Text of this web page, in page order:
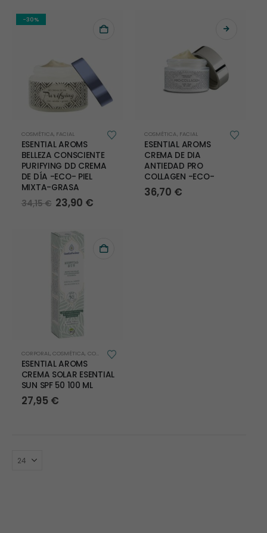
-30%
COSMÉTICA, FACIAL
ESENTIAL AROMS
BELLEZA CONSCIENTE
PURIFYING DD CREMA
DE DÍA -ECO- PIEL
MIXTA-GRASA
34,15€ El
precio
era:
34,15 €.
23,90 €
23,90 €.
COSMÉTICA, FACIAL
ESENTIAL AROMS
CREMA DE DIA
ANTIEDAD PRO
COLLAGEN -ECO-
36,70 €
CORPORAL,COSMÉTICA, COSMÉTICA E HIGIENE INFANTIL
ESENTIAL AROMS
CREMA SOLAR ESENTIAL
SUN SPF 50 100 ML
27,95 €